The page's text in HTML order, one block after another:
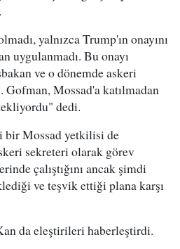
yalnızca Trump'ın onayını
uygulanmadı. Bu onayı
ve o dönemde askeri
Gofman, Mossad'a katılmadan
dedi.
bir Mossad yetkilisi de
sekreteri olarak görev
çalıştığını ancak şimdi
ve teşvik ettiği plana karşı
da eleştirileri haberleştirdi.